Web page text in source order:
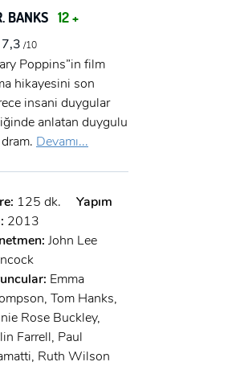
BANKS 12 +
7,3 /10
Poppins”in film
hikayesini son
insani duygular
anlatan duygulu
Devamı...
125 dk.
Yapım
2013
John Lee
Emma
Tom Hanks,
Rose Buckley,
Farrell, Paul
Ruth Wilson